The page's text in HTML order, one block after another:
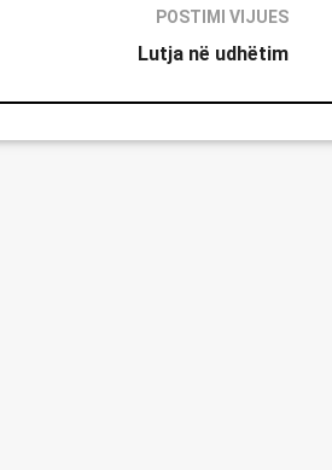
POSTIMI VIJUES
Lutja në udhëtim